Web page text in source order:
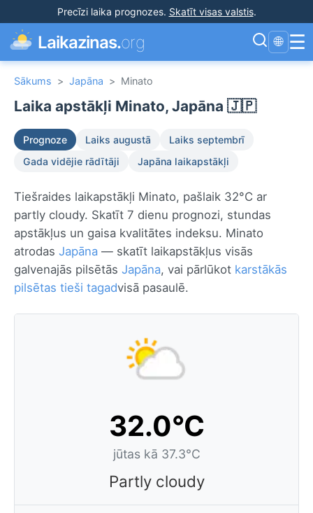
Precīzi laika prognozes. Skatīt visas valstis.
Laikazinas.org 🌐 ☰
Sākums > Japāna > Minato
Laika apstākļi Minato, Japāna 🇯🇵
Prognoze Laiks augustā
Laiks septembrī
Gada vidējie rādītāji
Japāna laikapstākļi
Tiešraides laikapstākļi Minato, pašlaik 32°C ar
partly cloudy. Skatīt 7 dienu prognozi, stundas
apstākļus un gaisa kvalitātes indeksu. Minato
atrodas Japāna — skatīt laikapstākļus visās
galvenajās pilsētās Japāna, vai pārlūkot karstākās
pilsētas tieši tagadvisā pasaulē.
32.0°C
jūtas kā 37.3°C
Partly cloudy